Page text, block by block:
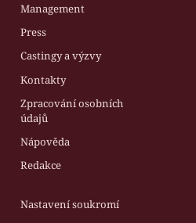
Management
Press
Castingy a výzvy
Kontakty
Zpracování osobních
údajů
Nápověda
Redakce
Nastavení soukromí